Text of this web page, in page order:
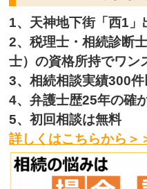
1、天神地下街「西1
2、税理士・相続診断
士）の資格所持でワン
3、相続相談実績300件
4、弁護士歴25年の確
5、初回相談は無料
詳しくはこちらから＞